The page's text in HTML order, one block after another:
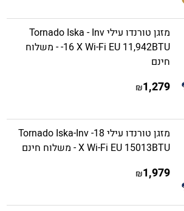
מזגן טורנדו עילי Tornado Iska - Inv
-16 X Wi-Fi EU 11,942BTU - משלוח
חינם
1,279
₪
מזגן טורנדו עילי Tornado Iska-Inv -18
X Wi-Fi EU 15013BTU - משלוח חינם
1,979
₪